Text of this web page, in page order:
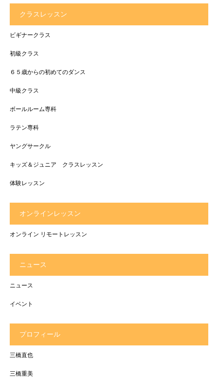
クラスレッスン
ビギナークラス
初級クラス
６５歳からの初めてのダンス
中級クラス
ボールルーム専科
ラテン専科
ヤングサークル
キッズ＆ジュニア クラスレッスン
体験レッスン
オンラインレッスン
オンライン リモートレッスン
ニュース
ニュース
イベント
プロフィール
三橋直也
三橋重美